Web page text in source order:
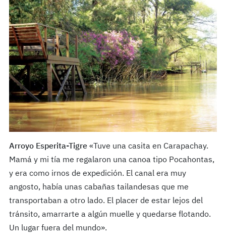
Arroyo Esperita-Tigre«Tuve una casita en Carapachay.
Mamá y mi tía me regalaron una canoa tipo Pocahontas,
y era como irnos de expedición. El canal era muy
angosto, había unas cabañas tailandesas que me
transportaban a otro lado. El placer de estar lejos del
tránsito, amarrarte a algún muelle y quedarse flotando.
Un lugar fuera del mundo».